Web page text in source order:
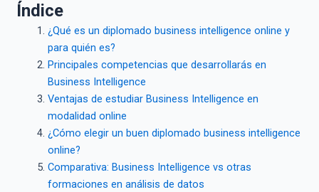
Índice
¿Qué es un diplomado business intelligence online y
para quién es?
Principales competencias que desarrollarás en
Business Intelligence
Ventajas de estudiar Business Intelligence en
modalidad online
¿Cómo elegir un buen diplomado business intelligence
online?
Comparativa: Business Intelligence vs otras
formaciones en análisis de datos